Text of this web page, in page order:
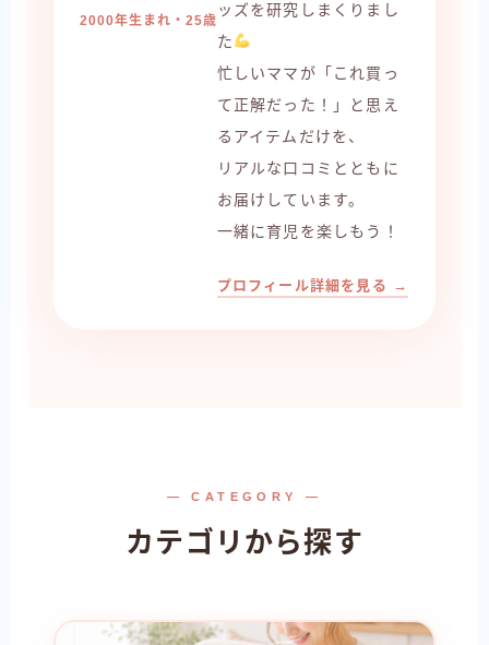
2000年生まれ・25歳
ッズを研究しまくりまし
た
忙しいママが「これ買っ
て正解だった！」と思え
るアイテムだけを、
リアルな口コミとともに
お届けしています。
一緒に育児を楽しもう！
プロフィール詳細を見る →
— CATEGORY —
カテゴリから探す